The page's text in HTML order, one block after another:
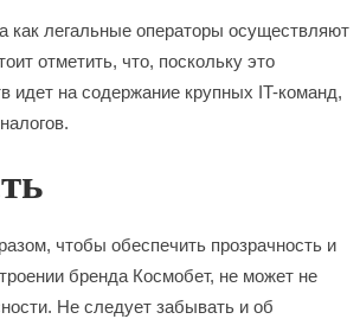
как легальные операторы осуществляют
отметить, что, поскольку это
идет на содержание крупных IT-команд,
чтобы обеспечить прозрачность и
бренда Космобет, не может не
Не следует забывать и об